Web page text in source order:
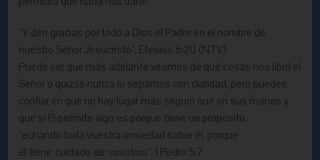
“Y den gracias por todo a Dios el Padre en el nombre de
nuestro Señor Jesucristo”. Efesios 5:20 (NTV)
Puede ser que más adelante veamos de qué cosas nos libró el
Señor o quizás nunca lo sepamos con claridad, pero puedes
confiar en que no hay lugar más seguro que en sus manos y
que si Él permite algo es porque tiene un propósito.
“echando toda vuestra ansiedad sobre él, porque
él tiene cuidado de vosotros”. 1 Pedro 5:7